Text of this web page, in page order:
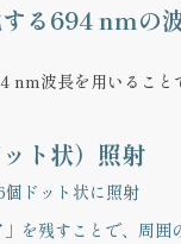
る694 nmの
nm波長を用いるこ
ト状）照射
ドット状に照射
を残すことで、周囲